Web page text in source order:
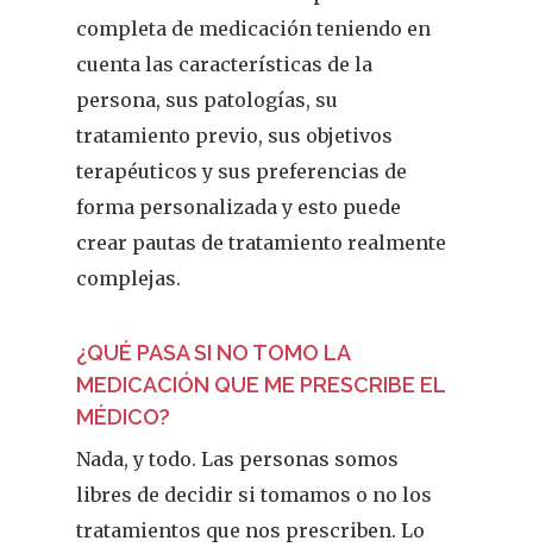
completa de medicación teniendo en
cuenta las características de la
persona, sus patologías, su
tratamiento previo, sus objetivos
terapéuticos y sus preferencias de
forma personalizada y esto puede
crear pautas de tratamiento realmente
complejas.
¿QUÉ PASA SI NO TOMO LA
MEDICACIÓN QUE ME PRESCRIBE EL
MÉDICO?
Nada, y todo. Las personas somos
libres de decidir si tomamos o no los
tratamientos que nos prescriben. Lo